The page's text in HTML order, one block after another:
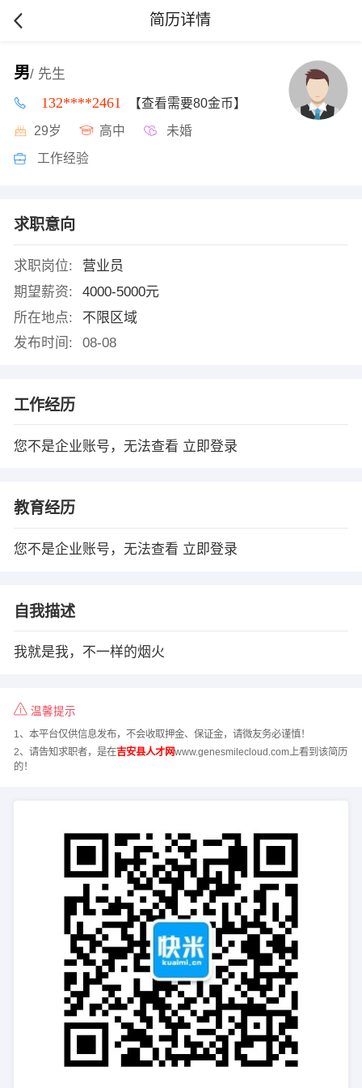
简历详情
男/ 先生
132****2461 【查看需要80金币】
29岁 高中 未婚
工作经验
求职意向
求职岗位:
营业员
期望薪资:
4000-5000元
所在地点:
不限区域
发布时间:
08-08
工作经历
您不是企业账号，无法查看 立即登录
教育经历
您不是企业账号，无法查看 立即登录
自我描述
我就是我，不一样的烟火
温馨提示
1、本平台仅供信息发布，不会收取押金、保证金，请微友务必谨慎！
2、请告知求职者，是在吉安县人才网www.genesmilecloud.com上看到该简历
的！